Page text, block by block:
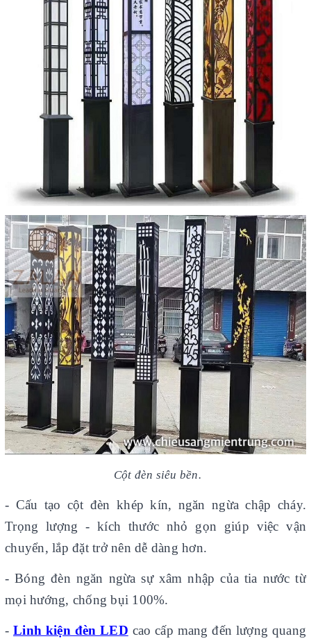
Cột đèn siêu bền.
- Cấu tạo cột đèn khép kín, ngăn ngừa chập cháy.
Trọng lượng - kích thước nhỏ gọn giúp việc vận
chuyển, lắp đặt trở nên dễ dàng hơn.
- Bóng đèn ngăn ngừa sự xâm nhập của tia nước từ
mọi hướng, chống bụi 100%.
- Linh kiện đèn LED cao cấp mang đến lượng quang